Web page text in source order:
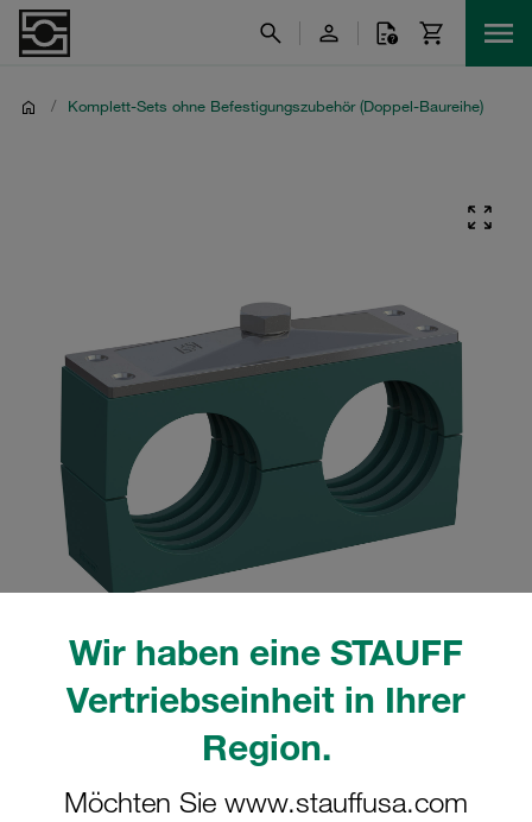
Wir haben eine STAUFF
Vertriebseinheit in Ihrer
Region.
Möchten Sie www.stauffusa.com
/ Komplett-Sets ohne Befestigungszubehör (Doppel-Baureihe)
Bitte beachten Sie: Das Bild dient nur zur Veranschaulichung und kann vom
tatsächlichen Produkt abweichen.
Komplettschelle Doppel-Baureihe Gr.